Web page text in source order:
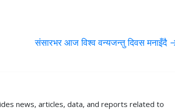
संसारभर आज विश्व वन्यजन्तु दिवस मनाइँदै
news, articles, data, and reports related to